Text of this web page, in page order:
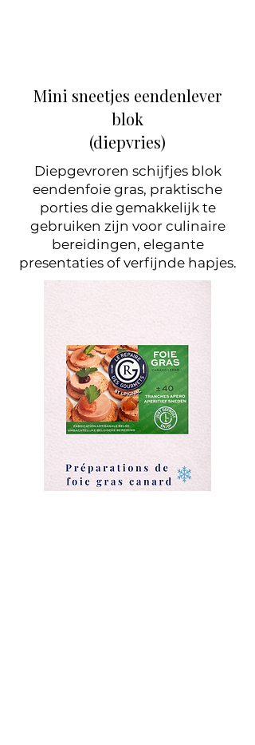
Mini sneetjes eendenlever
blok
(diepvries)
Diepgevroren schijfjes blok
eendenfoie gras, praktische
porties die gemakkelijk te
gebruiken zijn voor culinaire
bereidingen, elegante
presentaties of verfijnde hapjes.